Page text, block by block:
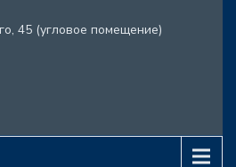
45 (угловое помещение)